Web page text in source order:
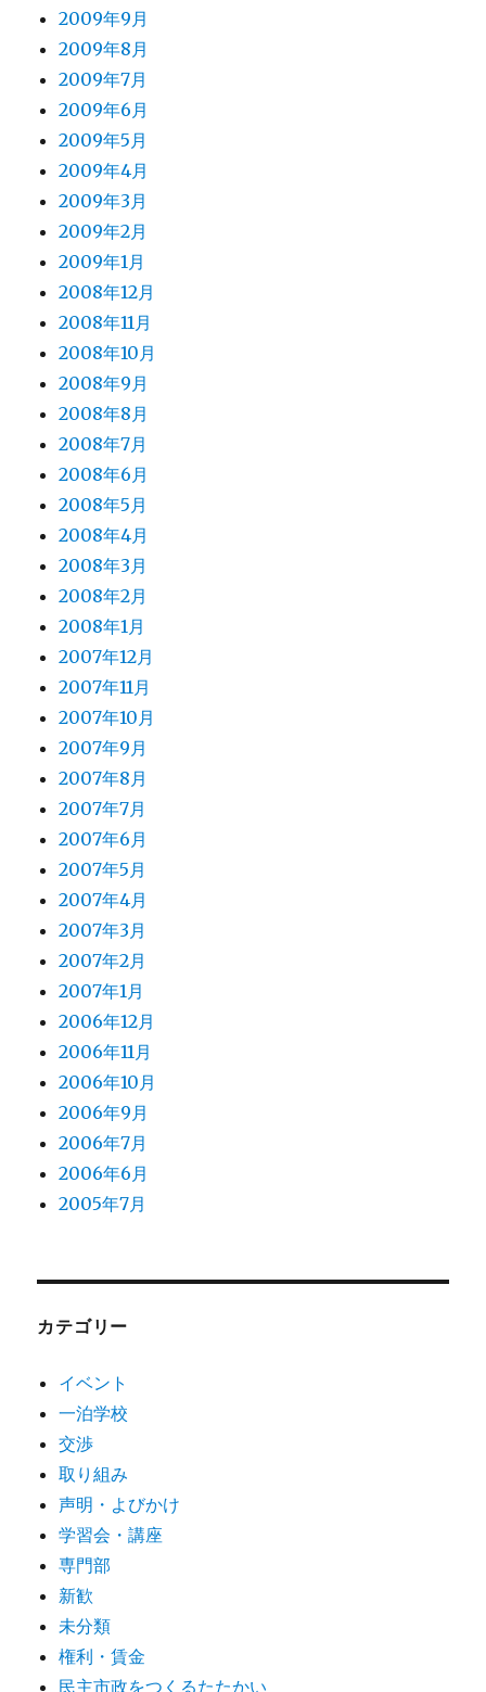
2009年9月
2009年8月
2009年7月
2009年6月
2009年5月
2009年4月
2009年3月
2009年2月
2009年1月
2008年12月
2008年11月
2008年10月
2008年9月
2008年8月
2008年7月
2008年6月
2008年5月
2008年4月
2008年3月
2008年2月
2008年1月
2007年12月
2007年11月
2007年10月
2007年9月
2007年8月
2007年7月
2007年6月
2007年5月
2007年4月
2007年3月
2007年2月
2007年1月
2006年12月
2006年11月
2006年10月
2006年9月
2006年7月
2006年6月
2005年7月
カテゴリー
イベント
一泊学校
交渉
取り組み
声明・よびかけ
学習会・講座
専門部
新歓
未分類
権利・賃金
民主市政をつくるたたかい